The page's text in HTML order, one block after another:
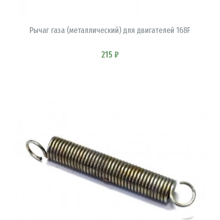
Рычаг газа (металлический) для двигателей 168F
215 ₽